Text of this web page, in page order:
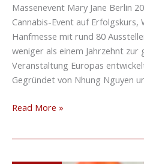
Massenevent Mary Jane Berlin
Cannabis-Event auf Erfolgskurs,
Hanfmesse mit rund 80
weniger als einem Jahrzehnt zur
Veranstaltung Europas
Gegründet von Nhung Nguyen
Read More »